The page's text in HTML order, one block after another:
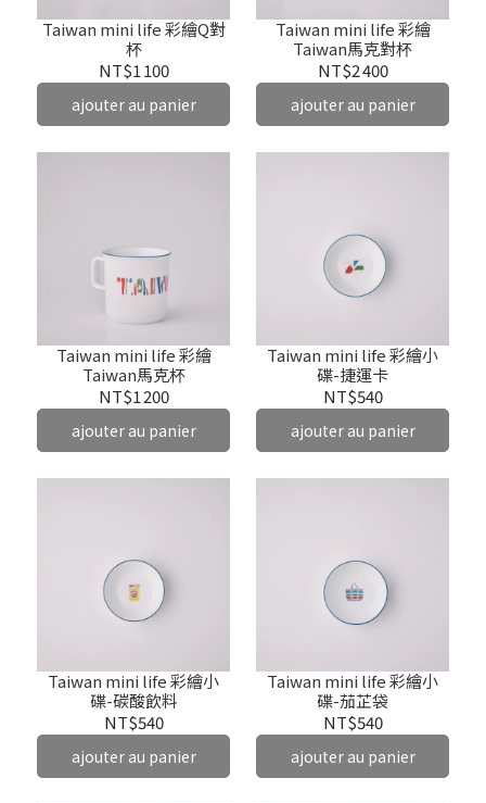
Taiwan mini life 彩繪Q對
杯
NT$1 100
ajouter au panier
Taiwan mini life 彩繪
Taiwan馬克對杯
NT$2 400
ajouter au panier
Taiwan mini life 彩繪
Taiwan馬克杯
NT$1 200
ajouter au panier
Taiwan mini life 彩繪小
碟-捷運卡
NT$540
ajouter au panier
Taiwan mini life 彩繪小
碟-碳酸飲料
NT$540
ajouter au panier
Taiwan mini life 彩繪小
碟-茄芷袋
NT$540
ajouter au panier